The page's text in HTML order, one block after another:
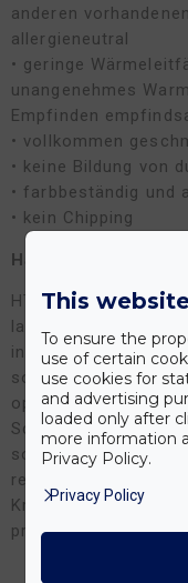
anderen
allergieneutral
• geringe
unangenehmes
Empfinden
• vollkommen
• keine Bildung von
• farbbeständig und
• kein Chipping
Haltbarkeit und
HT-
lange haltbar. Die
insbesondere von
sowie vom präzisen
optimale
Schäden an den
sorgfältigen Pflege,
regelmäßigen
Kronen problemlos
problemlos halten.
This
To ensure the
use of certain
use cookies for
and advertising
loaded only after
more information
Privacy Policy.
Privacy Policy